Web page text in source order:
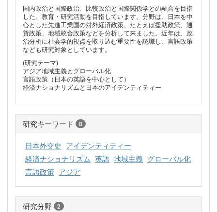
国内政治と国際政治、比較政治と国際関係学との融合を目指
した、教育・研究活動を目指しています。分野は、日本を中
心とした先進工業国の対外経済政策、たとえば援助政策、通
貨政策、地域統合政策などを分析して来ました。近年は、政
治分析に社会学的視点を取り込む重要性を認識し、言語政策
なども研究対象としています。
(研究テーマ)
アジア地域主義とグローバル化
言語政策（日本の英語を中心として）
経済ナショナリズムと日本のアイデンティティー
研究キーワード 8
日本外交史 アイデンティティー
経済ナショナリズム 英語 地域主義 グローバル化
言語政策 アジア
研究分野 2